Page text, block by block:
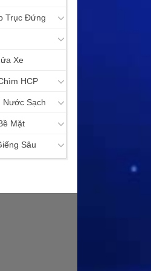
Trục Đứng
Xe
HCP
Nước Sạch
Mặt
Sâu